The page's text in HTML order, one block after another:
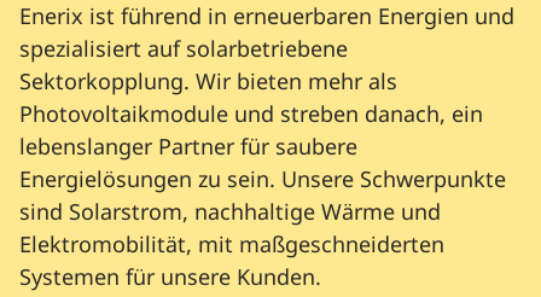
Enerix ist führend in erneuerbaren Energien und
spezialisiert auf solarbetriebene
Sektorkopplung. Wir bieten mehr als
Photovoltaikmodule und streben danach, ein
lebenslanger Partner für saubere
Energielösungen zu sein. Unsere Schwerpunkte
sind Solarstrom, nachhaltige Wärme und
Elektromobilität, mit maßgeschneiderten
Systemen für unsere Kunden.